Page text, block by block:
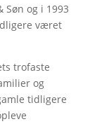
og i 1993
været
trofaste
og
tidligere